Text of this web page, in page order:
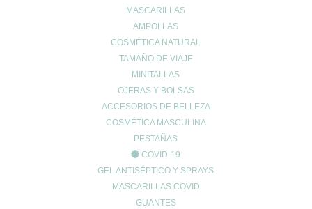
MASCARILLAS
AMPOLLAS
COSMÉTICA NATURAL
TAMAÑO DE VIAJE
MINITALLAS
OJERAS Y BOLSAS
ACCESORIOS DE BELLEZA
COSMÉTICA MASCULINA
PESTAÑAS
COVID-19
GEL ANTISÉPTICO Y SPRAYS
MASCARILLAS COVID
GUANTES
alterarla y provocar que nos pique de nuevo.
Tu dirección de correo electrónico no será publicada.
obligatorios están marcados con